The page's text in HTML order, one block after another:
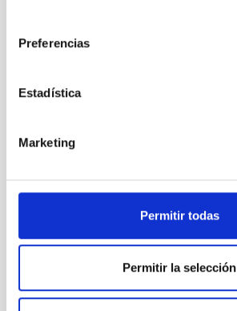
Preferencias
Estadística
Marketing
Permitir todas
Permitir la selección